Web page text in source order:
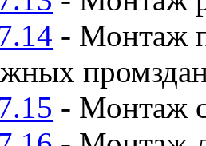
- Монтаж
- Монтаж